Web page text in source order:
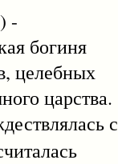
-
богиня
целебных
царства.
с